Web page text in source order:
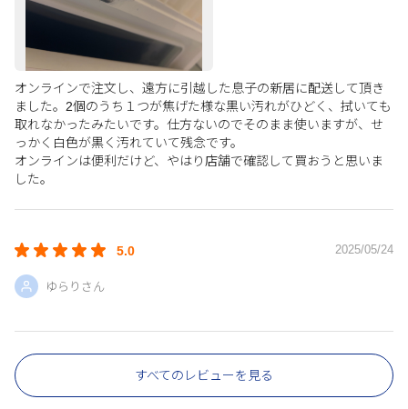
オンラインで注文し、遠方に引越した息子の新居に配送して頂き
ました。2個のうち１つが焦げた様な黒い汚れがひどく、拭いても
取れなかったみたいです。仕方ないのでそのまま使いますが、せ
っかく白色が黒く汚れていて残念です。
オンラインは便利だけど、やはり店舗で確認して買おうと思いま
した。
5.0 2025/05/24
ゆらりさん
すべてのレビューを見る